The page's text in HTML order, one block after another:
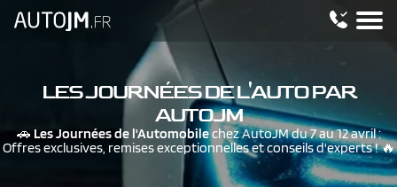
LES JOURNÉES DE L'AUTO PAR
AUTOJM
🚗 Les Journées de l'Automobilechez AutoJM du 7 au 12 avril :
Offres exclusives, remises exceptionnelles et conseils d'experts ! 🔥